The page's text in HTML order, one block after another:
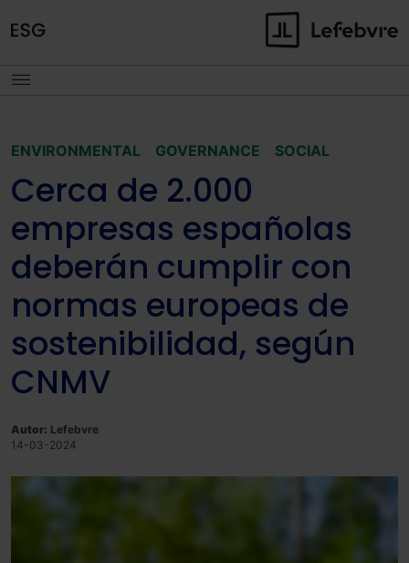
ENVIRONMENTAL GOVERNANCE SOCIAL
Cerca de 2.000
empresas españolas
deberán cumplir con
normas europeas de
sostenibilidad, según
CNMV
Autor: Lefebvre
14-03-2024